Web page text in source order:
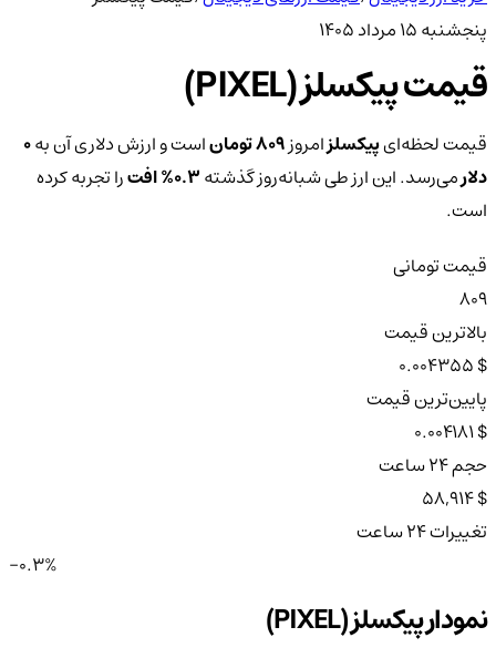
پنجشنبه ۱۵ مرداد ۱۴۰۵
قیمت پیکسلز (PIXEL)
قیمت لحظه‌ایپیکسلزامروز809 تومان است و ارزش دلاری آن به0
دلارمی‌رسد. این ارز طی شبانه‌روز گذشته0.3% افترا تجربه کرده
است.
قیمت تومانی
809
بالاترین قیمت
$ 0.004355
پایین‌ترین قیمت
$ 0.004181
حجم ۲۴ ساعت
$ 58,914
تغییرات ۲۴ ساعت
-0.3%
نمودار پیکسلز (PIXEL)